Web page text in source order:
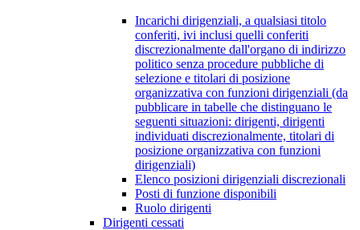
Incarichi dirigenziali, a qualsiasi titolo
conferiti, ivi inclusi quelli conferiti
discrezionalmente dall'organo di indirizzo
politico senza procedure pubbliche di
selezione e titolari di posizione
organizzativa con funzioni dirigenziali (da
pubblicare in tabelle che distinguano le
seguenti situazioni: dirigenti, dirigenti
individuati discrezionalmente, titolari di
posizione organizzativa con funzioni
dirigenziali)
Elenco posizioni dirigenziali discrezionali
Posti di funzione disponibili
Ruolo dirigenti
Dirigenti cessati